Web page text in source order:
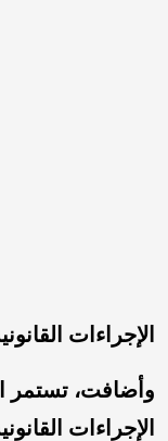
الإجراءات
وأضافت، تستمر
الإجراءات